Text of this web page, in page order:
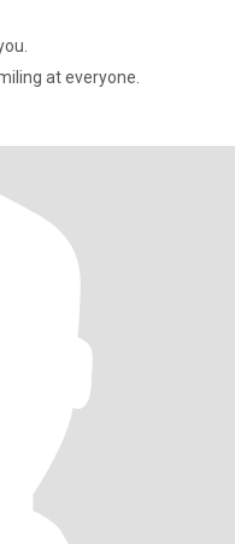
at everyone.